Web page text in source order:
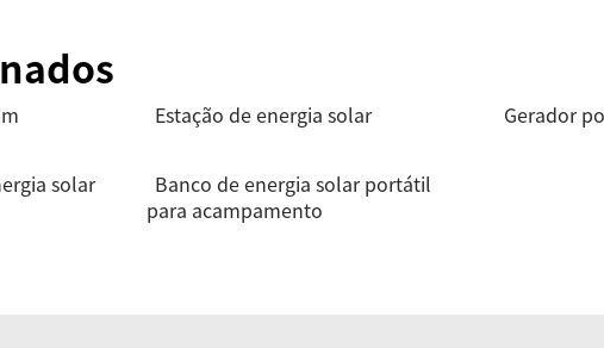
Estação de energia solar Gerador
solar
Banco de energia solar portátil
para acampamento